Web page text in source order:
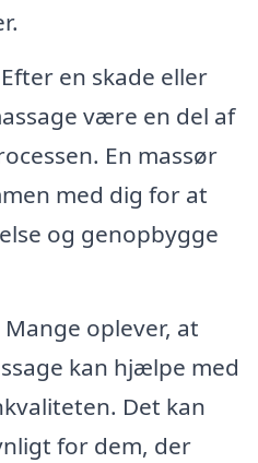
Efter en skade eller
være en del af
En massør
med dig for at
og genopbygge
Mange oplever, at
kan hjælpe med
Det kan
for dem, der